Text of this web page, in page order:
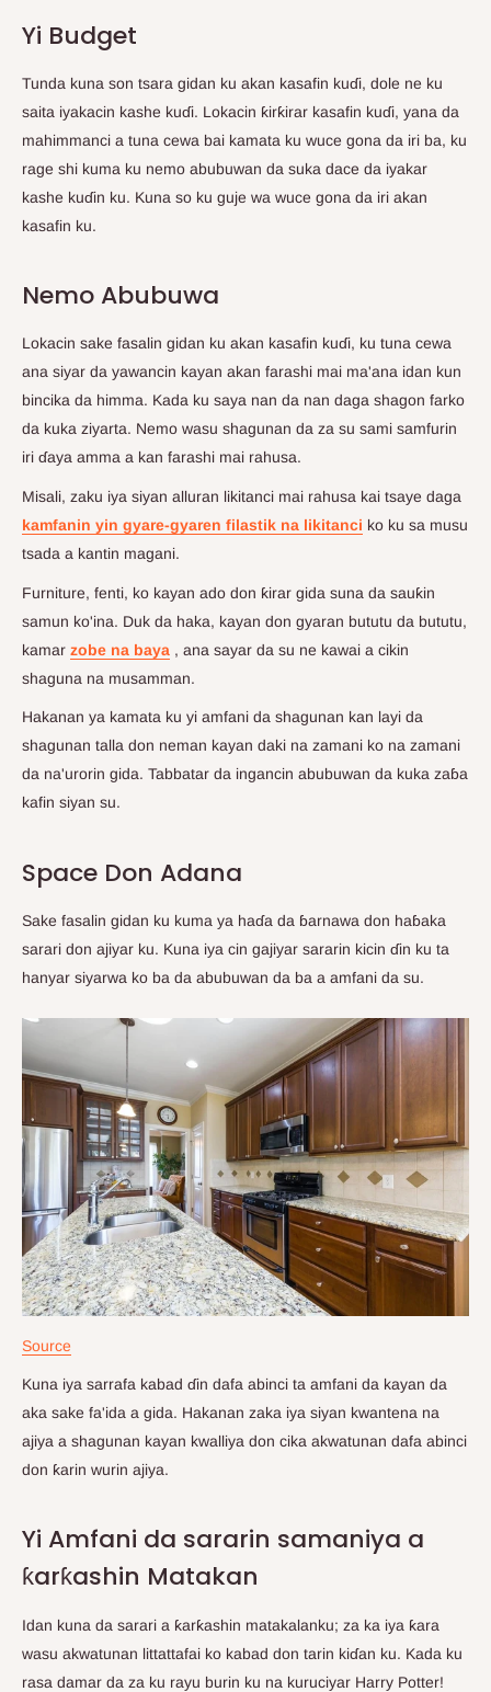
Yi Budget
Tunda kuna son tsara gidan ku akan kasafin kuɗi, dole ne ku
saita iyakacin kashe kuɗi. Lokacin ƙirƙirar kasafin kuɗi, yana da
mahimmanci a tuna cewa bai kamata ku wuce gona da iri ba, ku
rage shi kuma ku nemo abubuwan da suka dace da iyakar
kashe kuɗin ku. Kuna so ku guje wa wuce gona da iri akan
kasafin ku.
Nemo Abubuwa
Lokacin sake fasalin gidan ku akan kasafin kuɗi, ku tuna cewa
ana siyar da yawancin kayan akan farashi mai ma'ana idan kun
bincika da himma. Kada ku saya nan da nan daga shagon farko
da kuka ziyarta. Nemo wasu shagunan da za su sami samfurin
iri ɗaya amma a kan farashi mai rahusa.
Misali, zaku iya siyan alluran likitanci mai rahusa kai tsaye daga
kamfanin yin gyare-gyaren filastik na likitanci ko ku sa musu
tsada a kantin magani.
Furniture, fenti, ko kayan ado don ƙirar gida suna da sauƙin
samun ko'ina. Duk da haka, kayan don gyaran bututu da bututu,
kamar zobe na baya , ana sayar da su ne kawai a cikin
shaguna na musamman.
Hakanan ya kamata ku yi amfani da shagunan kan layi da
shagunan talla don neman kayan daki na zamani ko na zamani
da na'urorin gida. Tabbatar da ingancin abubuwan da kuka zaɓa
kafin siyan su.
Space Don Adana
Sake fasalin gidan ku kuma ya haɗa da ɓarnawa don haɓaka
sarari don ajiyar ku. Kuna iya cin gajiyar sararin kicin ɗin ku ta
hanyar siyarwa ko ba da abubuwan da ba a amfani da su.
Source
Kuna iya sarrafa kabad ɗin dafa abinci ta amfani da kayan da
aka sake fa'ida a gida. Hakanan zaka iya siyan kwantena na
ajiya a shagunan kayan kwalliya don cika akwatunan dafa abinci
don ƙarin wurin ajiya.
Yi Amfani da sararin samaniya a
ƙarƙashin Matakan
Idan kuna da sarari a ƙarƙashin matakalanku; za ka iya ƙara
wasu akwatunan littattafai ko kabad don tarin kiɗan ku. Kada ku
rasa damar da za ku rayu burin ku na kuruciyar Harry Potter!